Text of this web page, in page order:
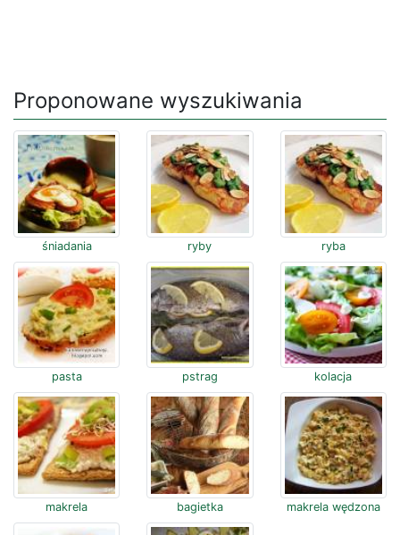
Proponowane wyszukiwania
śniadania ryby ryba
pasta pstrag kolacja
makrela bagietka makrela wędzona